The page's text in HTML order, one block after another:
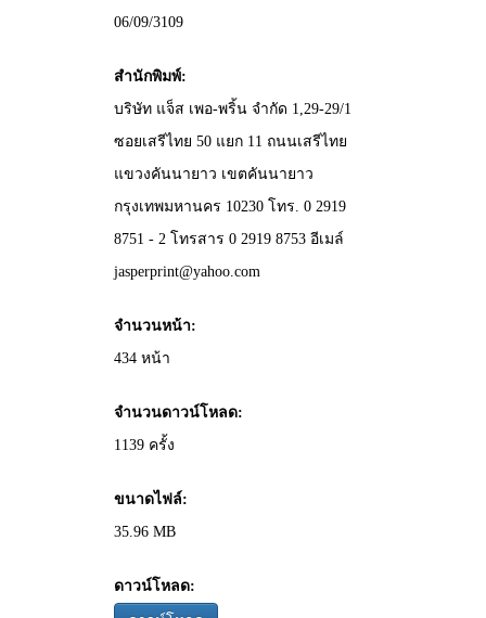
06/09/3109
สำนักพิมพ์:
บริษัท แจ็ส เพอ-พริ้น จำกัด 1,29-29/1
ซอยเสรีไทย 50 แยก 11 ถนนเสรีไทย
แขวงคันนายาว เขตคันนายาว
กรุงเทพมหานคร 10230 โทร. 0 2919
8751 - 2 โทรสาร 0 2919 8753 อีเมล์
jasperprint@yahoo.com
จำนวนหน้า:
434 หน้า
จำนวนดาวน์โหลด:
1139 ครั้ง
ขนาดไฟล์:
35.96 MB
ดาวน์โหลด: